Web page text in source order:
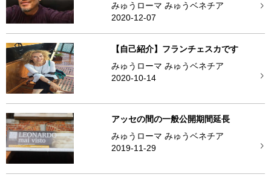
みゅうローマ みゅうベネチア
2020-12-07
【自己紹介】フランチェスカです
みゅうローマ みゅうベネチア
2020-10-14
アッセの間の一般公開期間延長
みゅうローマ みゅうベネチア
2019-11-29